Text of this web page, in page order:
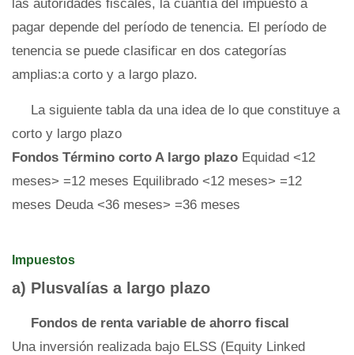
las autoridades fiscales, la cuantía del impuesto a
pagar depende del período de tenencia. El período de
tenencia se puede clasificar en dos categorías
amplias:a corto y a largo plazo.
La siguiente tabla da una idea de lo que constituye a
corto y largo plazo
Fondos Término corto A largo plazo Equidad <12
meses> =12 meses Equilibrado <12 meses> =12
meses Deuda <36 meses> =36 meses
Impuestos
a) Plusvalías a largo plazo
Fondos de renta variable de ahorro fiscal
Una inversión realizada bajo ELSS (Equity Linked